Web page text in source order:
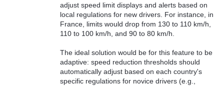
adjust speed limit displays and alerts based on
local regulations for new drivers. For instance, in
France, limits would drop from 130 to 110 km/h,
110 to 100 km/h, and 90 to 80 km/h.
The ideal solution would be for this feature to be
adaptive: speed reduction thresholds should
automatically adjust based on each country's
specific regulations for novice drivers (e.g.,